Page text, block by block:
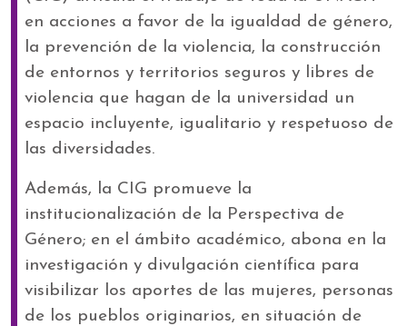
en acciones a favor de la igualdad de género,
la prevención de la violencia, la construcción
de entornos y territorios seguros y libres de
violencia que hagan de la universidad un
espacio incluyente, igualitario y respetuoso de
las diversidades.
Además, la CIG promueve la
institucionalización de la Perspectiva de
Género; en el ámbito académico, abona en la
investigación y divulgación científica para
visibilizar los aportes de las mujeres, personas
de los pueblos originarios, en situación de